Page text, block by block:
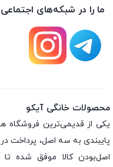
ما را در شبکه‌های
محصولات خانگی آیکو
یکی از قدیمی‌ترین فروشگاه
اصل‌بودن کالا موفق شده تا